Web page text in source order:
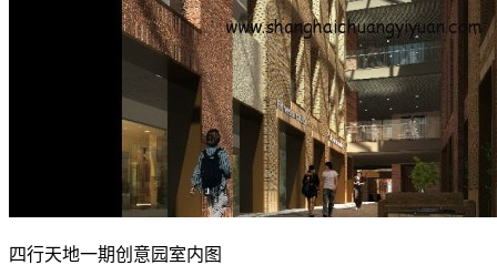
四行天地一期创意园室内图